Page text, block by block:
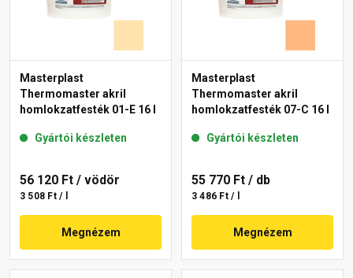
Masterplast
Thermomaster akril
homlokzatfesték 01-E 16 l
Gyártói készleten
56 120 Ft / vödör
3 508 Ft / l
Megnézem
Masterplast
Thermomaster akril
homlokzatfesték 07-C 16 l
Gyártói készleten
55 770 Ft / db
3 486 Ft / l
Megnézem